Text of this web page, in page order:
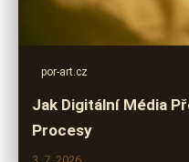
por-art.cz
Jak Digitální Média
Procesy